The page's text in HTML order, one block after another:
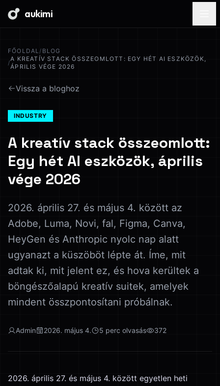
aukimi
FŐOLDAL / BLOG
/
A KREATÍV STACK ÖSSZEOMLOTT: EGY HÉT AI ESZKÖZÖK,
ÁPRILIS VÉGE 2026
Vissza a bloghoz
INDUSTRY
A kreatív stack összeomlott:
Egy hét AI eszközök, április
vége 2026
2026. április 27. és május 4. között az
Adobe, Luma, Novi, fal, Figma, Canva,
HeyGen és Anthropic nyolc nap alatt
ugyanazt a küszöböt lépte át. Íme, mit
adtak ki, mit jelent ez, és hova kerültek a
böngészőalapú kreatív suitek, amelyek
mindent összpontosítani próbálnak.
Admin 2026. május 4. 5 perc olvasás 372
2026. április 27. és május 4. között egyetlen heti